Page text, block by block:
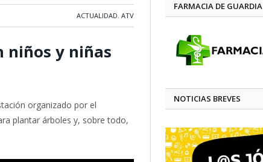
ACTUALIDAD, ATV
niños y niñas
organizado por el
plantar árboles y, sobre todo,
FARMACIA DE GUARDIA
NOTICIAS BREVES